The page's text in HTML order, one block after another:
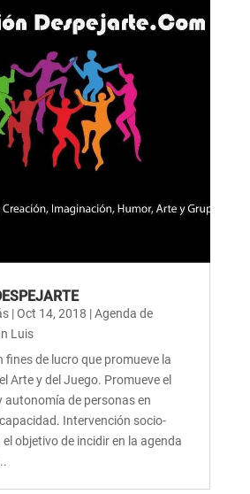
|Oct 14, 2018 |Agenda de
Luis
fines de lucro que promueve la
Arte y del Juego. Promueve el
de personas en
Intervención socio-
objetivo de incidir en la agenda